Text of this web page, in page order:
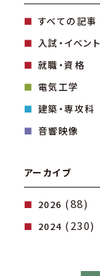
すべての記事
入試・イベント
就職・資格
電気工学
建築・専攻科
音響映像
アーカイブ
2026 (88)
2024 (230)